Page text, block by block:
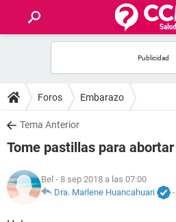
FOROS
SALUD
FAMILIA
NUTRICIÓN
Foros Embarazo
Tema Anterior
Tome pastillas para abortar
Bel - 8 sep 2018 a las 07:00
Dra. Marlene Huancahuari
-